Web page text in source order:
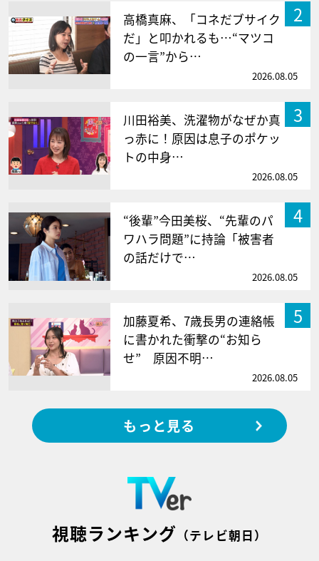
2
高橋真麻、「コネだブサイク
だ」と叩かれるも…“マツコ
の一言”から…
2026.08.05
3
川田裕美、洗濯物がなぜか真
っ赤に！原因は息子のポケッ
トの中身…
2026.08.05
4
“後輩”今田美桜、“先輩のパ
ワハラ問題”に持論「被害者
の話だけで…
2026.08.05
5
加藤夏希、7歳長男の連絡帳
に書かれた衝撃の“お知ら
せ” 原因不明…
2026.08.05
もっと見る
視聴ランキング （テレビ朝日）